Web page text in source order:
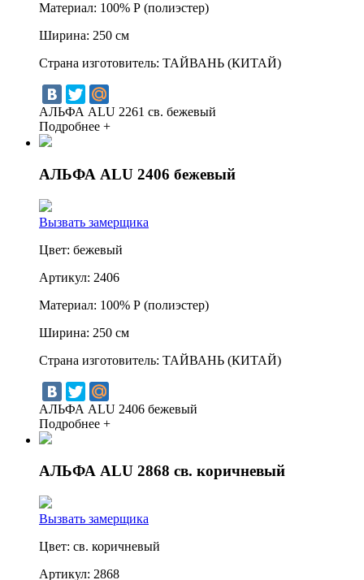
Материал: 100% Р (полиэстер)
Ширина: 250 см
Страна изготовитель: ТАЙВАНЬ (КИТАЙ)
АЛЬФА ALU 2261 св. бежевый
Подробнее +
АЛЬФА ALU 2406 бежевый
Вызвать замерщика
Цвет: бежевый
Артикул: 2406
Материал: 100% Р (полиэстер)
Ширина: 250 см
Страна изготовитель: ТАЙВАНЬ (КИТАЙ)
АЛЬФА ALU 2406 бежевый
Подробнее +
АЛЬФА ALU 2868 св. коричневый
Вызвать замерщика
Цвет: св. коричневый
Артикул: 2868